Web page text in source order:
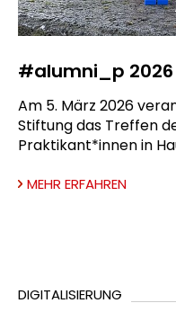
#alumni_p 2026
Am 5. März 2026
Stiftung das Treffen
Praktikant*innen in
MEHR ERFAHREN
DIGITALISIERUNG